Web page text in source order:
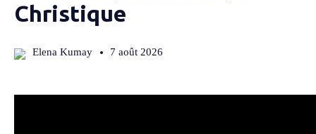
Christique
Elena Kumay 7 août 2026